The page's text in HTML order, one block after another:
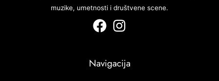
muzike, umetnosti i društvene scene.
Navigacija